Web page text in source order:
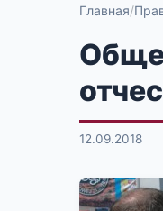
Главная
12.09.2018